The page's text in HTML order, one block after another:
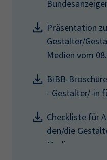
Präsentation
Gestalter/
Medien vom
BiBB-
- Gestalter/-in
Checkliste für
den/die
Medien